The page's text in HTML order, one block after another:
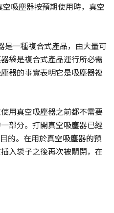
吸塵器按預期使用時，真空
是一種複合式產品，由大量可
袋是複合式產品運行所必需
器的事實表明它是吸塵器複
用真空吸塵器之前都不需要
部分。打開真空吸塵器已經
的。在用於真空吸塵器的預
入袋子之後再次被關閉，在